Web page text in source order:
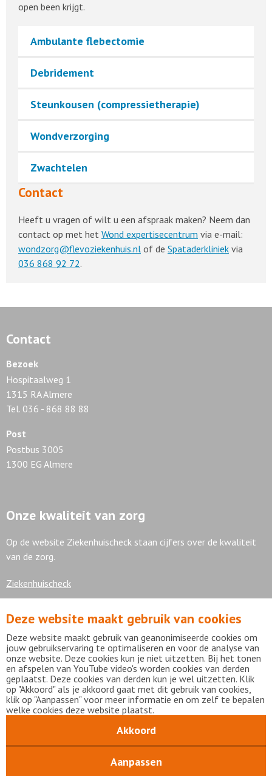
open been krijgt.
Ambulante flebectomie
Debridement
Steunkousen (compressietherapie)
Wondverzorging
Zwachtelen
Contact
Heeft u vragen of wilt u een afspraak maken? Neem dan
contact op met het Wond expertisecentrum via e-mail:
wondzorg@flevoziekenhuis.nl of de Spataderkliniek via
036 868 92 72.
Contact
Bezoek
Hospitaalweg 1
1315 RA Almere
Tel. 036 - 868 88 88
Post
Postbus 3005
1300 EG Almere
Onze kwaliteit van zorg
Op de website Ziekenhuischeck staan cijfers over de kwaliteit
van de zorg.
Ziekenhuischeck
7,9
Bekijk alle waarderingen
DisclaimerPrivacy statementmijnFlevoziekenhuis
Copyright Flevoziekenhuis 2026
Deze website maakt gebruik van cookies
Deze website maakt gebruik van geanonimiseerde cookies om
jouw gebruikservaring te optimaliseren en voor de analyse van
onze website. Deze cookies kun je niet uitzetten. Bij het tonen
en afspelen van YouTube video's worden cookies van derden
geplaatst. Deze cookies van derden kun je wel uitzetten. Klik
op "Akkoord" als je akkoord gaat met dit gebruik van cookies,
klik op "Aanpassen" voor meer informatie en om zelf te bepalen
welke cookies deze website plaatst.
Akkoord
Aanpassen